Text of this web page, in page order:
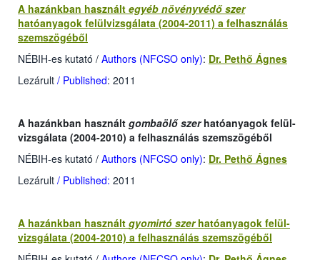
A hazánkban használt egyéb növényvédő szer
hatóanyagok felülvizsgálata (2004-2011) a felhasználás
szemszögéből
NÉBIH-es kutató / Authors (NFCSO only): Dr. Pethő Ágnes
Lezárult / Published: 2011
A hazánkban használt gombaölő szerhatóanyagok felül-
vizsgálata (2004-2010) a felhasználás szemszögéből
NÉBIH-es kutató / Authors (NFCSO only): Dr. Pethő Ágnes
Lezárult / Published: 2011
A hazánkban használt gyomirtó szerhatóanyagok felül-
vizsgálata (2004-2010) a felhasználás szemszögéből